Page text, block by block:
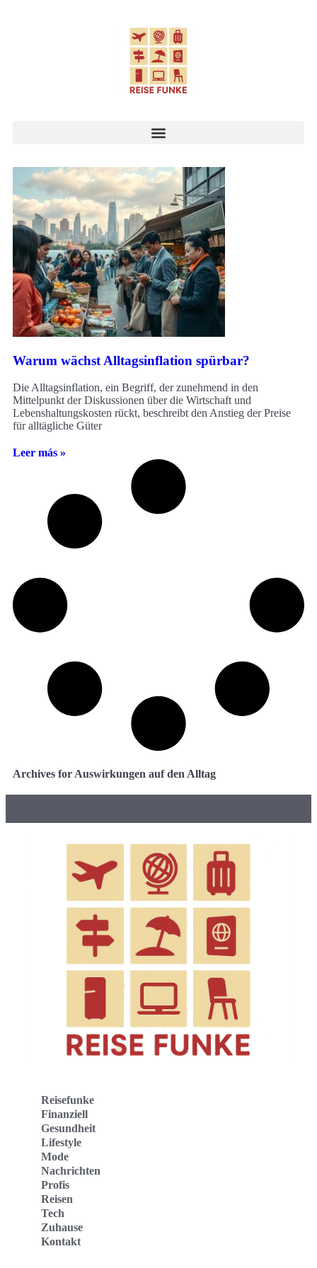
Warum wächst Alltagsinflation spürbar?
Die Alltagsinflation, ein Begriff, der zunehmend in den
Mittelpunkt der Diskussionen über die Wirtschaft und
Lebenshaltungskosten rückt, beschreibt den Anstieg der Preise
für alltägliche Güter
Leer más »
Archives for Auswirkungen auf den Alltag
Reisefunke
Finanziell
Gesundheit
Lifestyle
Mode
Nachrichten
Profis
Reisen
Tech
Zuhause
Kontakt